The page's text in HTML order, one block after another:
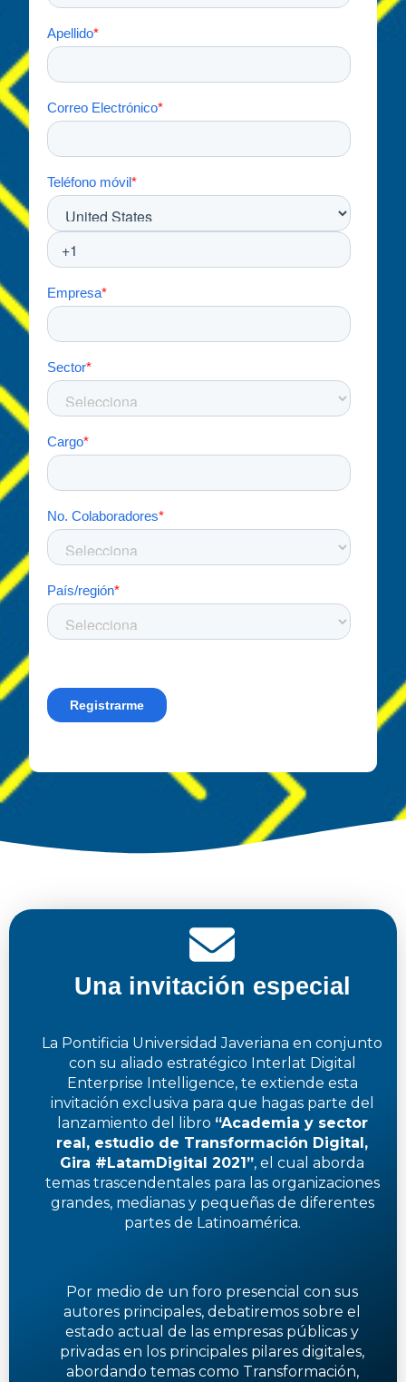
Una invitación especial
La Pontificia Universidad Javeriana en conjunto
con su aliado estratégico Interlat Digital
Enterprise Intelligence, te extiende esta
invitación exclusiva para que hagas parte del
lanzamiento del libro “Academia y sector
real, estudio de Transformación Digital,
Gira #LatamDigital 2021”, el cual aborda
temas trascendentales para las organizaciones
grandes, medianas y pequeñas de diferentes
partes de Latinoamérica.
Por medio de un foro presencial con sus
autores principales, debatiremos sobre el
estado actual de las empresas públicas y
privadas en los principales pilares digitales,
abordando temas como Transformación,